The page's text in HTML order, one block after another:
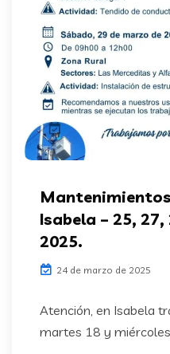
Isabela – 25,
2025.
24 de marzo de 2025
Atención, en Isabela
martes 18 y